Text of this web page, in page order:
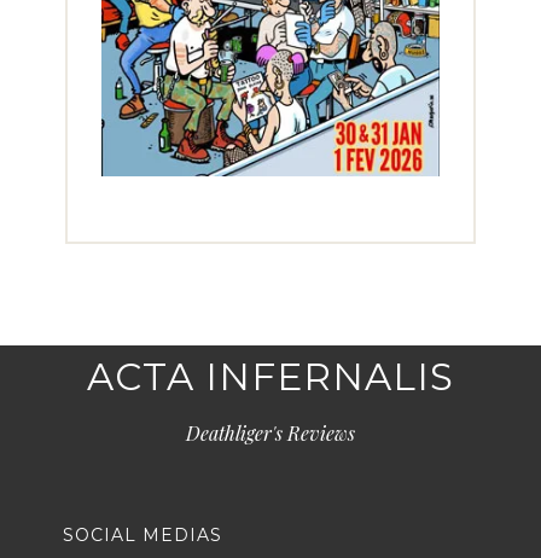
ACTA INFERNALIS
Deathliger's Reviews
SOCIAL MEDIAS